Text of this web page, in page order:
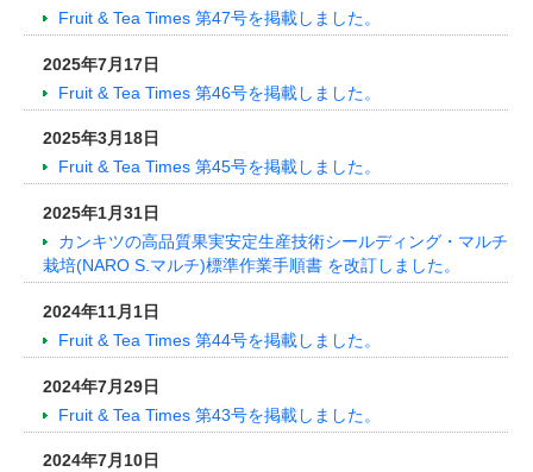
Fruit & Tea Times 第47号を掲載しました。
2025年7月17日
Fruit & Tea Times 第46号を掲載しました。
2025年3月18日
Fruit & Tea Times 第45号を掲載しました。
2025年1月31日
カンキツの高品質果実安定生産技術シールディング・マルチ
栽培(NARO S.マルチ)標準作業手順書 を改訂しました。
2024年11月1日
Fruit & Tea Times 第44号を掲載しました。
2024年7月29日
Fruit & Tea Times 第43号を掲載しました。
2024年7月10日